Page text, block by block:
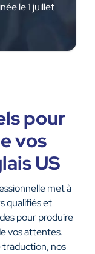
le 1 juillet
pour
vos
US
met à
qualifiés et
pour produire
vos attentes.
traduction, nos